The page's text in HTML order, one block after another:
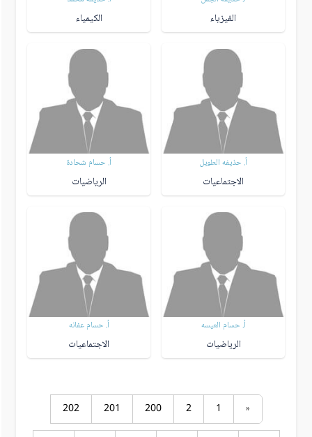
الفيزياء الكيمياء
أ. حذيفه الطويل
الاجتماعيات
أ. حسام شحادة
الرياضيات
أ. حسام العيسه
الرياضيات
أ. حسام عفانه
الاجتماعيات
«
1
2
200
201
202